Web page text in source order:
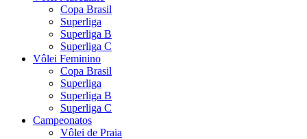
Copa Brasil
Superliga
Superliga B
Superliga C
Vôlei Feminino
Copa Brasil
Superliga
Superliga B
Superliga C
Campeonatos
Vôlei de Praia